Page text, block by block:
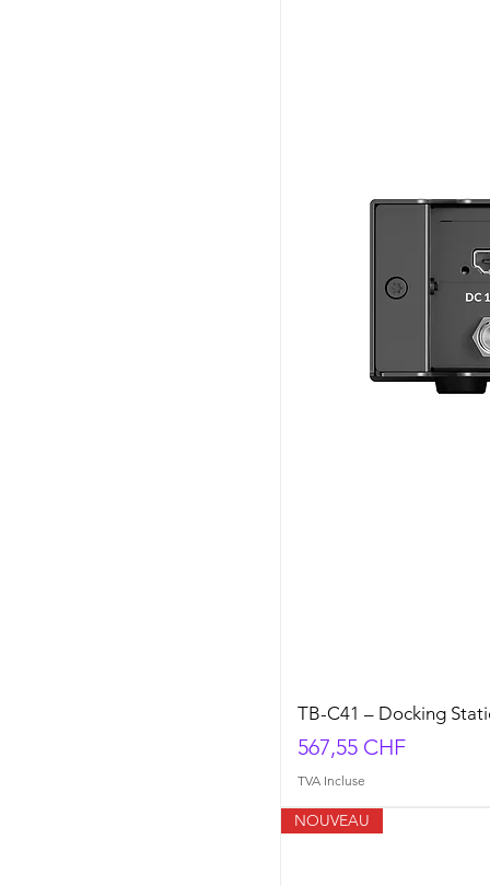
TB-C41 – Docking
Prix
567,55 CHF
TVA Incluse
NOUVEAU